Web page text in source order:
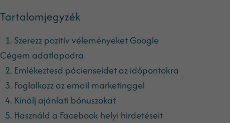
Tartalomjegyzék
1. Szerezz pozitív véleményeket Google
Cégem adatlapodra
2. Emlékeztesd pácienseidet az időpontokra
3. Foglalkozz az email marketinggel
4. Kínálj ajánlati bónuszokat
5. Használd a Facebook helyi hirdetéseit